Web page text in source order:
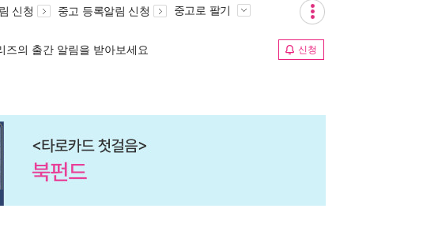
신청 중고 등록알림 신청 중고로 팔기
즈의 출간 알림을 받아보세요 신청